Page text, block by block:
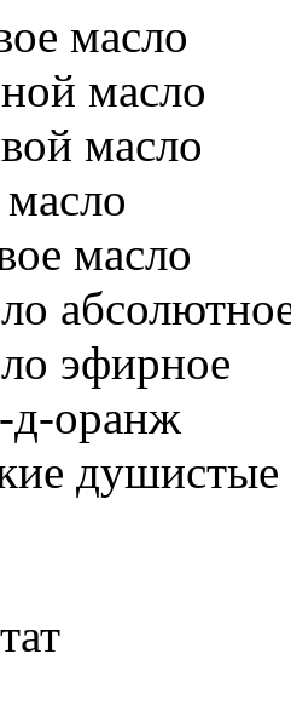
масло
масло
масло
масло
эфирное
д-оранж
душистые